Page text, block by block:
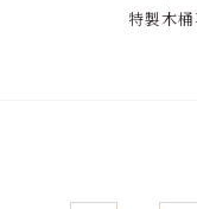
特製木桶専用